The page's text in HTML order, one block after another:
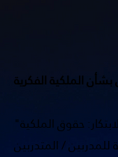
"الدفاع عن حرية الابتكار: حقوق الملكية